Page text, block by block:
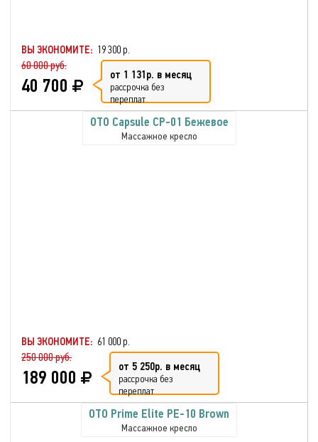
ВЫ ЭКОНОМИТЕ: 19 300 р.
60 000 руб.
40 700 от 1 131р. в месяц
рассрочка без
переплат
OTO Capsule CP-01 Бежевое
Массажное кресло
ВЫ ЭКОНОМИТЕ: 61 000 р.
250 000 руб.
189 000 от 5 250р. в месяц
рассрочка без
переплат
OTO Prime Elite PE-10 Brown
Массажное кресло